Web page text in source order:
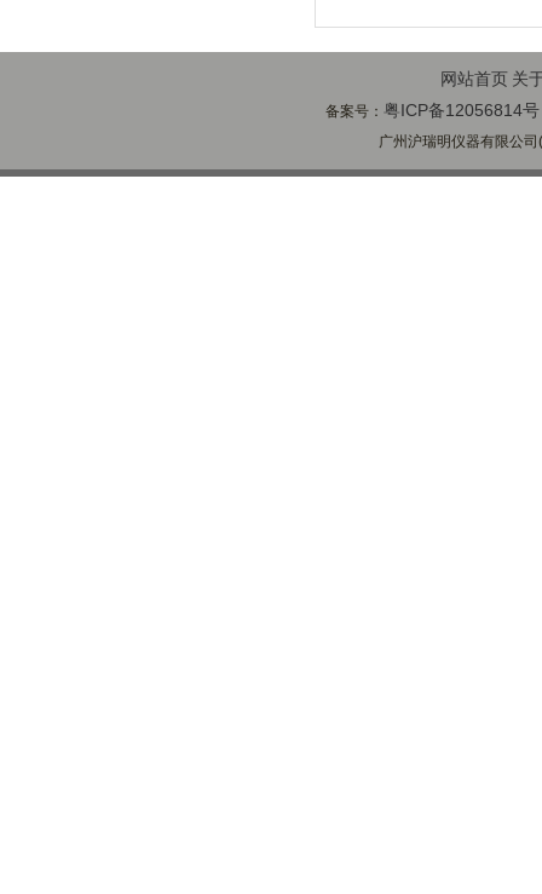
网站首页 关
备案号： 粤ICP备12056814号
广州沪瑞明仪器有限公